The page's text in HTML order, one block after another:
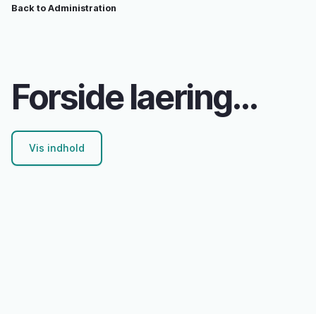
Gå
Brødkrumme
Back to Administration
Forside laeringsportalenskive.dk
Vis indhold